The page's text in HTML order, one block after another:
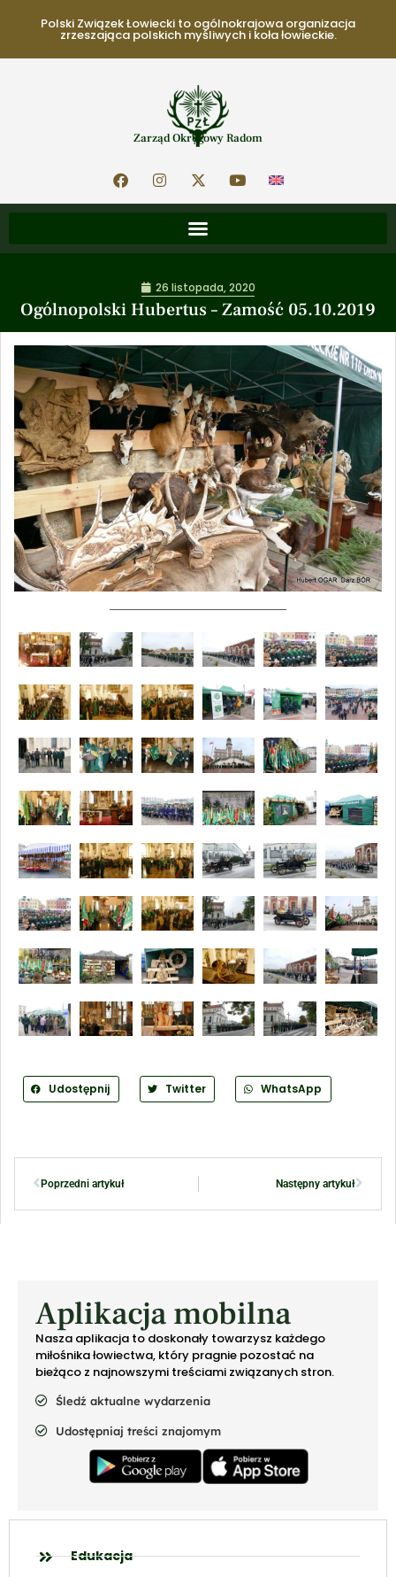
Polski Związek Łowiecki to ogólnokrajowa organizacja
zrzeszająca polskich myśliwych i koła łowieckie.
Zarząd Okręgowy Radom
Ogólnopolski Hubertus – Zamość 05.10.2019
26 listopada, 2020
Udostępnij Twitter WhatsApp
Poprzedni artykuł Następny artykuł
Aplikacja mobilna
Nasza aplikacja to doskonały towarzysz każdego
miłośnika łowiectwa, który pragnie pozostać na
bieżąco z najnowszymi treściami związanych stron.
Śledź aktualne wydarzenia
Udostępniaj treści znajomym
Edukacja